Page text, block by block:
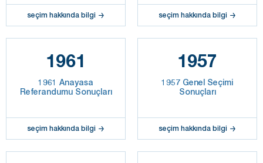
seçim hakkında bilgi seçim hakkında bilgi
1961
1961 Anayasa
Referandumu Sonuçları
seçim hakkında bilgi
1957
1957 Genel Seçimi
Sonuçları
seçim hakkında bilgi